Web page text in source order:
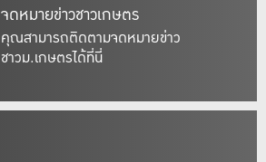
จดหมายข่าวชาวเกษตร
คุณสามารถติดตามจดหมายข่าว
ชาวม.เกษตรได้ที่นี่